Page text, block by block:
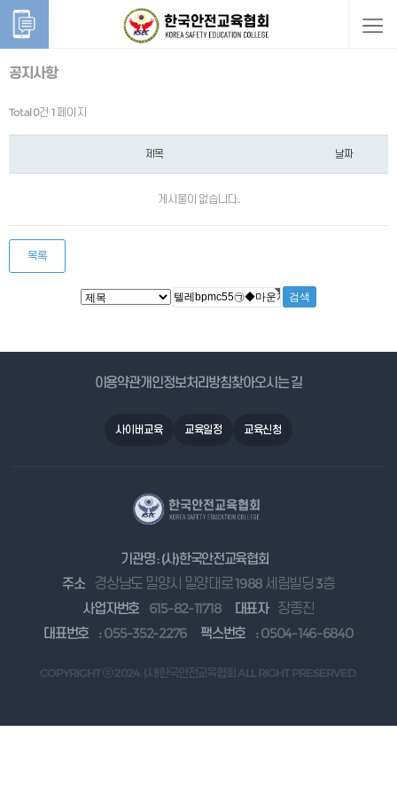
공지사항
Total 0건 1 페이지
제목 날짜
게시물이 없습니다.
목록
이용약관개인정보처리방침찾아오시는 길
사이버교육 교육일정 교육신청
기관명 : (사)한국안전교육협회
주소
경상남도 밀양시 밀양대로 1988 세림빌딩 3층
사업자번호
615-82-11718 대표자 장종진
대표번호
: 055-352-2276 팩스번호 : 0504-146-6840
COPYRIGHT ⓒ 2024. (사)한국안전교육협회 ALL RIGHT PRESERVED.